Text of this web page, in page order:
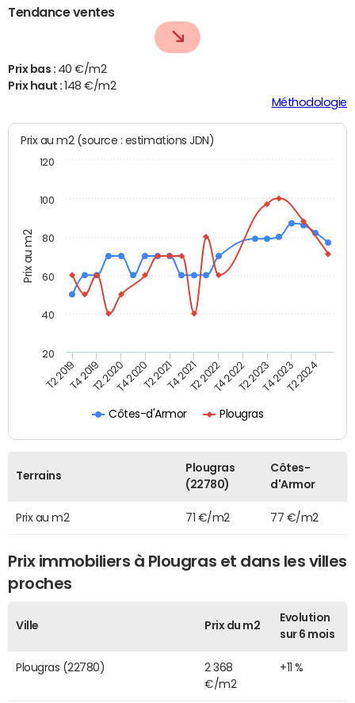
Tendance ventes
Prix bas : 40 €/m2
Prix haut : 148 €/m2
Méthodologie
Prix au m2
Prix au m2 (source : estimations JDN)
Côtes-d'Armor Plougras
T2 2019T4 2019T2 2020T4 2020T2 2021T4 2021T2 2022T4 2022T2 2023T4 2023T2 2024
20
40
60
80
100
120
Terrains
Plougras
(22780)
Côtes-
d'Armor
Prix au m2 71 €/m2 77 €/m2
Prix immobiliers à Plougras et dans les villes
proches
Ville Prix du m2
Evolution
sur 6 mois
Plougras (22780)
2 368
€/m2
+11 %